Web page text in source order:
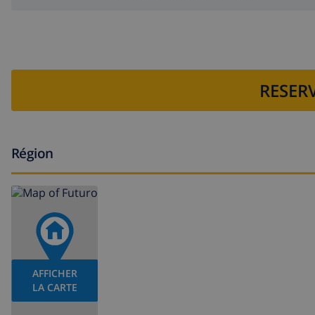
Région
AFFICHER
LA CARTE